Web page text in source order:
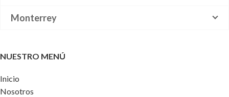
Monterrey
NUESTRO MENÚ
Inicio
Nosotros